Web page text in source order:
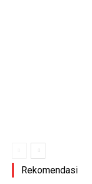
Rekomendasi